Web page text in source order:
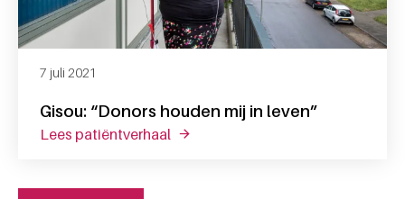
Gisou: “Donors houden mij in leven”
7 juli 2021
lees patiëntverhaal over gisou: “donors houden mij in